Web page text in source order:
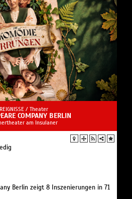
/ Theater
COMPANY BERLIN
am Insulaner
Berlin zeigt 8 Inszenierungen in 71